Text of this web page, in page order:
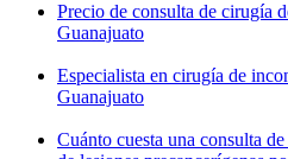
Precio de consulta de cirugía
Guanajuato
Especialista en cirugía de
Guanajuato
Cuánto cuesta una consulta